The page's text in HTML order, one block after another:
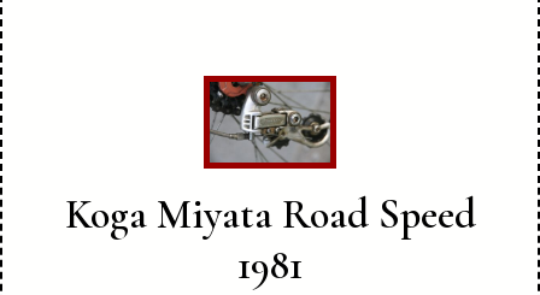
Koga Miyata Road Speed
1981